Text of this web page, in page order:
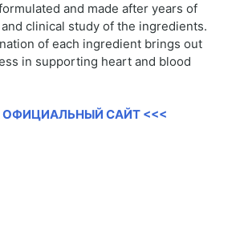
and made after years of
clinical study of the ingredients.
of each ingredient brings out
in supporting heart and blood
ОФИЦИАЛЬНЫЙ САЙТ <<<